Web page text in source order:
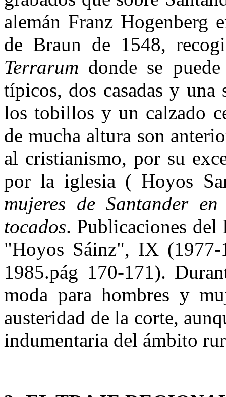
alemán Franz Hogenberg
de Braun de 1548,
Terrarum donde se
típicos, dos casadas y una
los tobillos y un calzado
de mucha altura son
al cristianismo, por su
por la iglesia ( Hoyos
mujeres de Santander
tocados. Publicaciones
"Hoyos Sáinz", IX (1977-
1985.pág 170-171).
moda para hombres y
austeridad de la corte,
indumentaria del ámbito